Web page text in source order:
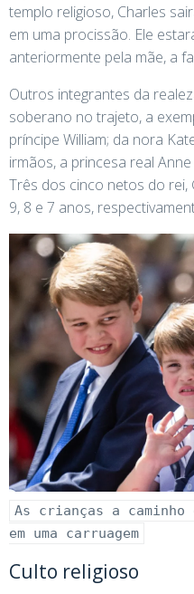
templo religioso, Charles
em uma procissão. Ele
anteriormente pela mãe, a
Outros integrantes da
soberano no trajeto, a
príncipe William; da nora
irmãos, a princesa real
Três dos cinco netos do rei,
9, 8 e 7 anos,
As crianças a caminho
em uma carruagem
Culto religioso